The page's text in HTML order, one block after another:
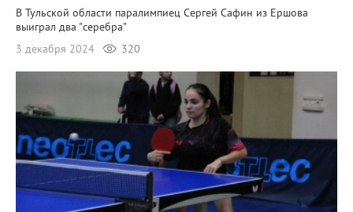
В Тульской области паралимпиец Сергей Сафин из Ершова
выиграл два "серебра"
3 декабря 2024
320